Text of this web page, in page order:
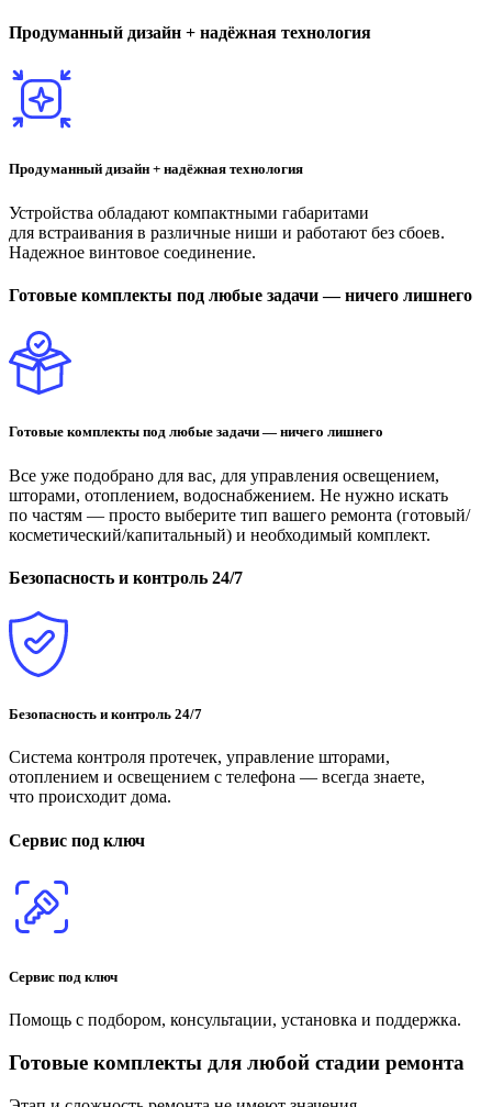
Продуманный дизайн + надёжная технология
Продуманный дизайн + надёжная технология
Устройства обладают компактными габаритами
для встраивания в различные ниши и работают без сбоев.
Надежное винтовое соединение.
Готовые комплекты под любые задачи — ничего лишнего
Готовые комплекты под любые задачи — ничего лишнего
Все уже подобрано для вас, для управления освещением,
шторами, отоплением, водоснабжением. Не нужно искать
по частям — просто выберите тип вашего ремонта (готовый/
косметический/капитальный) и необходимый комплект.
Безопасность и контроль 24/7
Безопасность и контроль 24/7
Система контроля протечек, управление шторами,
отоплением и освещением с телефона — всегда знаете,
что происходит дома.
Сервис под ключ
Сервис под ключ
Помощь с подбором, консультации, установка и поддержка.
Готовые комплекты для любой стадии ремонта